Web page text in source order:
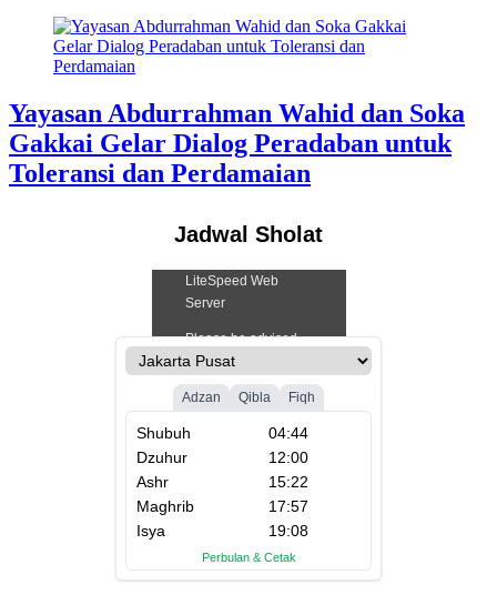
Yayasan Abdurrahman Wahid dan Soka
Gakkai Gelar Dialog Peradaban untuk
Toleransi dan Perdamaian
Jadwal Sholat